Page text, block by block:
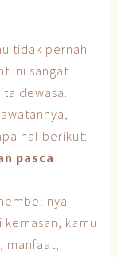
tidak pernah
ini sangat
dewasa.
hal berikut:
pasca
kamu
manfaat,